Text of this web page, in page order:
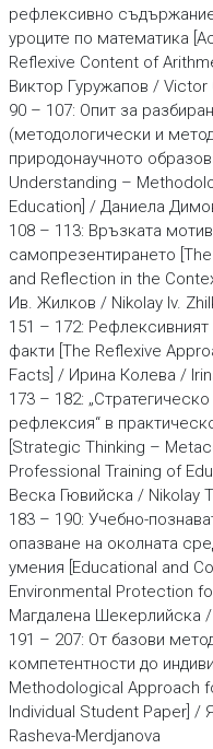
рефлексивно
уроците по математика
Reflexive Content of
Виктор Гуружапов / Victor
90 – 107: Опит за
(методологически и
природонаучното
Understanding –
Education] / Даниела
108 – 113: Връзката
самопрезентирането
and Reflection in the
Ив. Жилков / Nikolay Iv.
151 – 172:
факти [The Reflexive
Facts] / Ирина Колева /
173 – 182:
рефлексия“ в
[Strategic Thinking –
Professional Training of
Веска Гювийска / Nikolay
183 – 190: Учебно-
опазване на околната
умения [Educational and
Environmental Protection
Магдалена Шекерлийска
191 – 207: От базови
компетентности до
Methodological Approach
Individual Student Paper] /
Rasheva-Merdjanova